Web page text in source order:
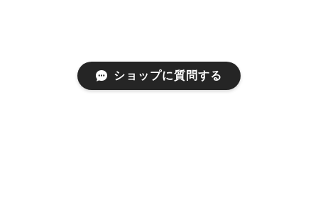
ショップに質問する